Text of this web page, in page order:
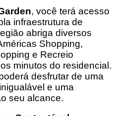
, você terá acesso
infraestrutura de
abriga diversos
Shopping,
e Recreio
minutos do residencial.
desfrutar de uma
e uma
seu alcance.